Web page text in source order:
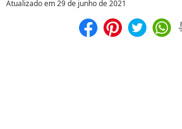
Atualizado em29 de junho de 2021